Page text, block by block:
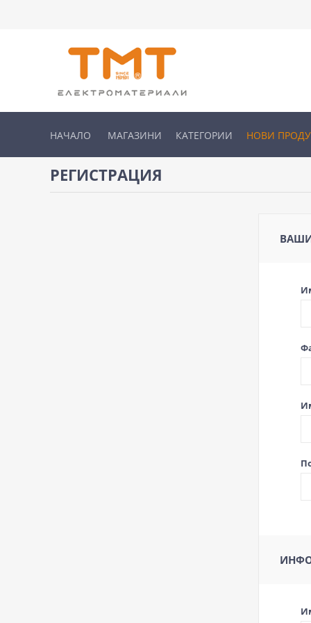
НАЧАЛО МАГАЗИНИ КАТЕГОРИИ НОВИ
РЕГИСТРАЦИЯ